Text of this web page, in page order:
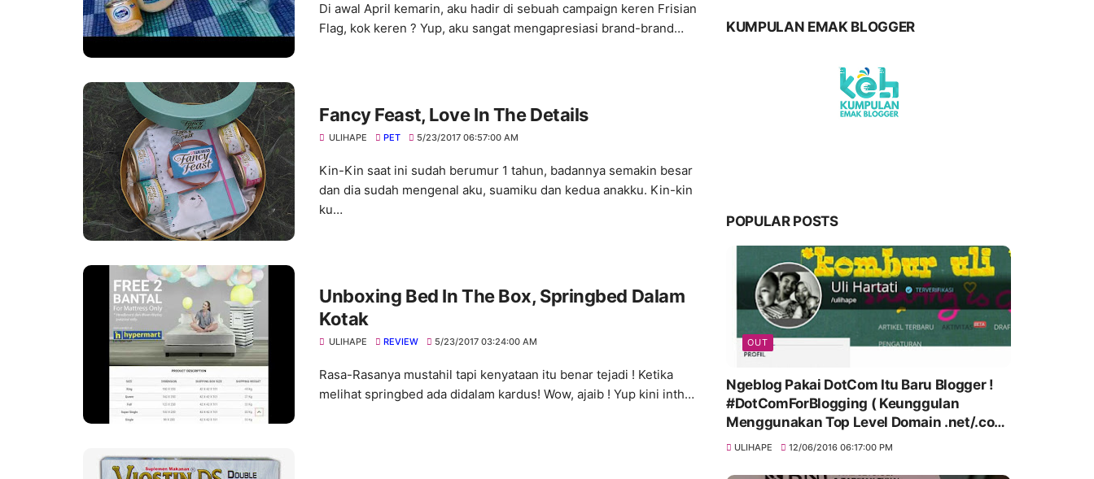
Di awal April kemarin, aku hadir di sebuah campaign keren Frisian
Flag, kok keren ? Yup, aku sangat mengapresiasi brand-brand…
Fancy Feast, Love In The Details
ULIHAPE PET 5/23/2017 06:57:00 AM
Kin-Kin saat ini sudah berumur 1 tahun, badannya semakin besar
dan dia sudah mengenal aku, suamiku dan kedua anakku. Kin-kin
ku…
Unboxing Bed In The Box, Springbed Dalam
Kotak
ULIHAPE REVIEW 5/23/2017 03:24:00 AM
Rasa-Rasanya mustahil tapi kenyataan itu benar tejadi ! Ketika
melihat springbed ada didalam kardus! Wow, ajaib ! Yup kini inth…
KUMPULAN EMAK BLOGGER
POPULAR POSTS
OUT
Ngeblog Pakai DotCom Itu Baru Blogger !
#DotComForBlogging ( Keunggulan
Menggunakan Top Level Domain .net/.com
) ULIHAPE 12/06/2016 06:17:00 PM